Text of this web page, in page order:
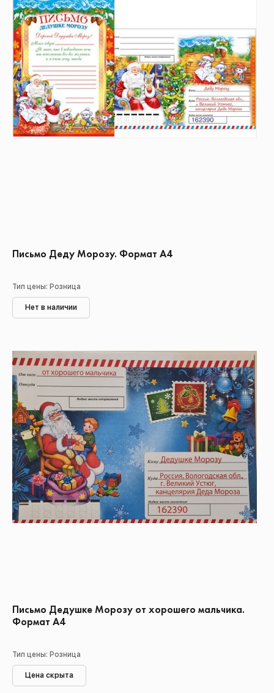
Письмо Деду Морозу. Формат А4
Тип цены: Розница
Нет в наличии
Письмо Дедушке Морозу от хорошего мальчика.
Формат А4
Тип цены: Розница
Цена скрыта